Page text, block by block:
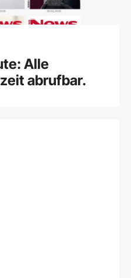
Alle
abrufbar.